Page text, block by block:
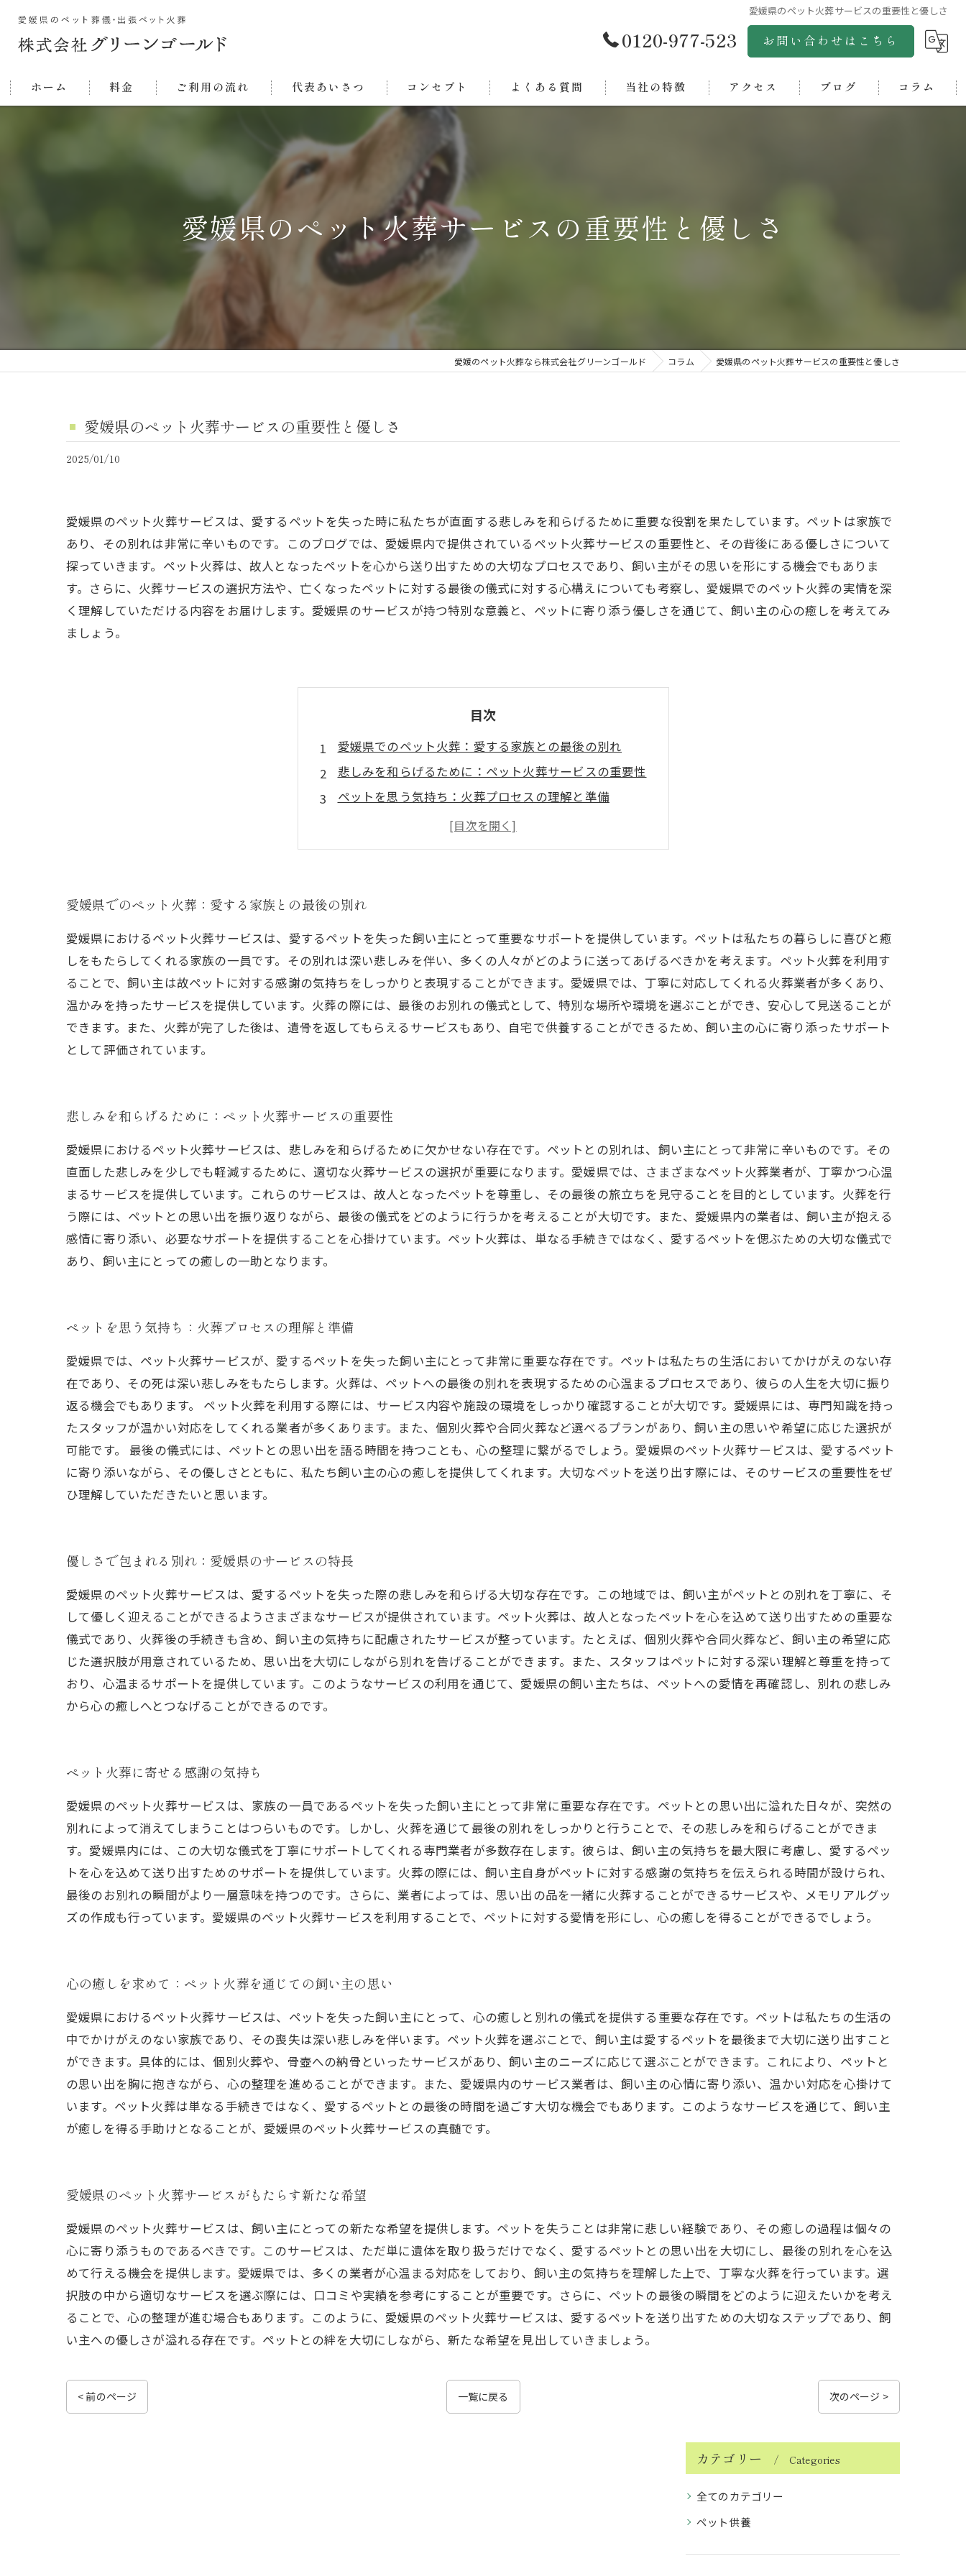
愛媛県のペット火葬サービスの重要性と優しさ
0120-977-523 お問い合わせはこちら
ホーム 料金 ご利用の流れ 代表あいさつ コンセプト よくある質問 当社の特徴
東温市のペット火葬
アクセス
四国ペットセレモニーオアシス
砥部ペットセレモニー
ブログ コラム
愛媛県のペット火葬サービスの重要性と優しさ
愛媛のペット火葬なら株式会社グリーンゴールド コラム 愛媛県のペット火葬サービスの重要性と優しさ
愛媛県のペット火葬サービスの重要性と優しさ
2025/01/10
愛媛県のペット火葬サービスは、愛するペットを失った時に私たちが直面する悲しみを和らげるために重要な役割を果たしています。ペットは家族で
あり、その別れは非常に辛いものです。このブログでは、愛媛県内で提供されているペット火葬サービスの重要性と、その背後にある優しさについて
探っていきます。ペット火葬は、故人となったペットを心から送り出すための大切なプロセスであり、飼い主がその思いを形にする機会でもありま
す。さらに、火葬サービスの選択方法や、亡くなったペットに対する最後の儀式に対する心構えについても考察し、愛媛県でのペット火葬の実情を深
く理解していただける内容をお届けします。愛媛県のサービスが持つ特別な意義と、ペットに寄り添う優しさを通じて、飼い主の心の癒しを考えてみ
ましょう。
目次
愛媛県でのペット火葬：愛する家族との最後の別れ
悲しみを和らげるために：ペット火葬サービスの重要性
ペットを思う気持ち：火葬プロセスの理解と準備
優しさで包まれる別れ：愛媛県のサービスの特長
ペット火葬に寄せる感謝の気持ち
愛媛県のペット火葬サービスがもたらす新たな希望
愛媛県でのペット火葬：愛する家族との最後の別れ
愛媛県におけるペット火葬サービスは、愛するペットを失った飼い主にとって重要なサポートを提供しています。ペットは私たちの暮らしに喜びと癒
しをもたらしてくれる家族の一員です。その別れは深い悲しみを伴い、多くの人々がどのように送ってあげるべきかを考えます。ペット火葬を利用す
ることで、飼い主は故ペットに対する感謝の気持ちをしっかりと表現することができます。愛媛県では、丁寧に対応してくれる火葬業者が多くあり、
温かみを持ったサービスを提供しています。火葬の際には、最後のお別れの儀式として、特別な場所や環境を選ぶことができ、安心して見送ることが
できます。また、火葬が完了した後は、遺骨を返してもらえるサービスもあり、自宅で供養することができるため、飼い主の心に寄り添ったサポート
として評価されています。
悲しみを和らげるために：ペット火葬サービスの重要性
愛媛県におけるペット火葬サービスは、悲しみを和らげるために欠かせない存在です。ペットとの別れは、飼い主にとって非常に辛いものです。その
直面した悲しみを少しでも軽減するために、適切な火葬サービスの選択が重要になります。愛媛県では、さまざまなペット火葬業者が、丁寧かつ心温
まるサービスを提供しています。これらのサービスは、故人となったペットを尊重し、その最後の旅立ちを見守ることを目的としています。火葬を行
う際には、ペットとの思い出を振り返りながら、最後の儀式をどのように行うかを考えることが大切です。また、愛媛県内の業者は、飼い主が抱える
感情に寄り添い、必要なサポートを提供することを心掛けています。ペット火葬は、単なる手続きではなく、愛するペットを偲ぶための大切な儀式で
あり、飼い主にとっての癒しの一助となります。
ペットを思う気持ち：火葬プロセスの理解と準備
愛媛県では、ペット火葬サービスが、愛するペットを失った飼い主にとって非常に重要な存在です。ペットは私たちの生活においてかけがえのない存
在であり、その死は深い悲しみをもたらします。火葬は、ペットへの最後の別れを表現するための心温まるプロセスであり、彼らの人生を大切に振り
返る機会でもあります。 ペット火葬を利用する際には、サービス内容や施設の環境をしっかり確認することが大切です。愛媛県には、専門知識を持っ
たスタッフが温かい対応をしてくれる業者が多くあります。また、個別火葬や合同火葬など選べるプランがあり、飼い主の思いや希望に応じた選択が
可能です。 最後の儀式には、ペットとの思い出を語る時間を持つことも、心の整理に繋がるでしょう。愛媛県のペット火葬サービスは、愛するペット
に寄り添いながら、その優しさとともに、私たち飼い主の心の癒しを提供してくれます。大切なペットを送り出す際には、そのサービスの重要性をぜ
ひ理解していただきたいと思います。
優しさで包まれる別れ：愛媛県のサービスの特長
愛媛県のペット火葬サービスは、愛するペットを失った際の悲しみを和らげる大切な存在です。この地域では、飼い主がペットとの別れを丁寧に、そ
して優しく迎えることができるようさまざまなサービスが提供されています。ペット火葬は、故人となったペットを心を込めて送り出すための重要な
儀式であり、火葬後の手続きも含め、飼い主の気持ちに配慮されたサービスが整っています。たとえば、個別火葬や合同火葬など、飼い主の希望に応
じた選択肢が用意されているため、思い出を大切にしながら別れを告げることができます。また、スタッフはペットに対する深い理解と尊重を持って
おり、心温まるサポートを提供しています。このようなサービスの利用を通じて、愛媛県の飼い主たちは、ペットへの愛情を再確認し、別れの悲しみ
から心の癒しへとつなげることができるのです。
ペット火葬に寄せる感謝の気持ち
愛媛県のペット火葬サービスは、家族の一員であるペットを失った飼い主にとって非常に重要な存在です。ペットとの思い出に溢れた日々が、突然の
別れによって消えてしまうことはつらいものです。しかし、火葬を通じて最後の別れをしっかりと行うことで、その悲しみを和らげることができま
す。愛媛県内には、この大切な儀式を丁寧にサポートしてくれる専門業者が多数存在します。彼らは、飼い主の気持ちを最大限に考慮し、愛するペッ
トを心を込めて送り出すためのサポートを提供しています。火葬の際には、飼い主自身がペットに対する感謝の気持ちを伝えられる時間が設けられ、
最後のお別れの瞬間がより一層意味を持つのです。さらに、業者によっては、思い出の品を一緒に火葬することができるサービスや、メモリアルグッ
ズの作成も行っています。愛媛県のペット火葬サービスを利用することで、ペットに対する愛情を形にし、心の癒しを得ることができるでしょう。
心の癒しを求めて：ペット火葬を通じての飼い主の思い
愛媛県におけるペット火葬サービスは、ペットを失った飼い主にとって、心の癒しと別れの儀式を提供する重要な存在です。ペットは私たちの生活の
中でかけがえのない家族であり、その喪失は深い悲しみを伴います。ペット火葬を選ぶことで、飼い主は愛するペットを最後まで大切に送り出すこと
ができます。具体的には、個別火葬や、骨壺への納骨といったサービスがあり、飼い主のニーズに応じて選ぶことができます。これにより、ペットと
の思い出を胸に抱きながら、心の整理を進めることができます。また、愛媛県内のサービス業者は、飼い主の心情に寄り添い、温かい対応を心掛けて
います。ペット火葬は単なる手続きではなく、愛するペットとの最後の時間を過ごす大切な機会でもあります。このようなサービスを通じて、飼い主
が癒しを得る手助けとなることが、愛媛県のペット火葬サービスの真髄です。
愛媛県のペット火葬サービスがもたらす新たな希望
愛媛県のペット火葬サービスは、飼い主にとっての新たな希望を提供します。ペットを失うことは非常に悲しい経験であり、その癒しの過程は個々の
心に寄り添うものであるべきです。このサービスは、ただ単に遺体を取り扱うだけでなく、愛するペットとの思い出を大切にし、最後の別れを心を込
めて行える機会を提供します。愛媛県では、多くの業者が心温まる対応をしており、飼い主の気持ちを理解した上で、丁寧な火葬を行っています。選
択肢の中から適切なサービスを選ぶ際には、口コミや実績を参考にすることが重要です。さらに、ペットの最後の瞬間をどのように迎えたいかを考え
ることで、心の整理が進む場合もあります。このように、愛媛県のペット火葬サービスは、愛するペットを送り出すための大切なステップであり、飼
い主への優しさが溢れる存在です。ペットとの絆を大切にしながら、新たな希望を見出していきましょう。
< 前のページ 一覧に戻る 次のページ >
カテゴリー Categories
全てのカテゴリー
ペット供養